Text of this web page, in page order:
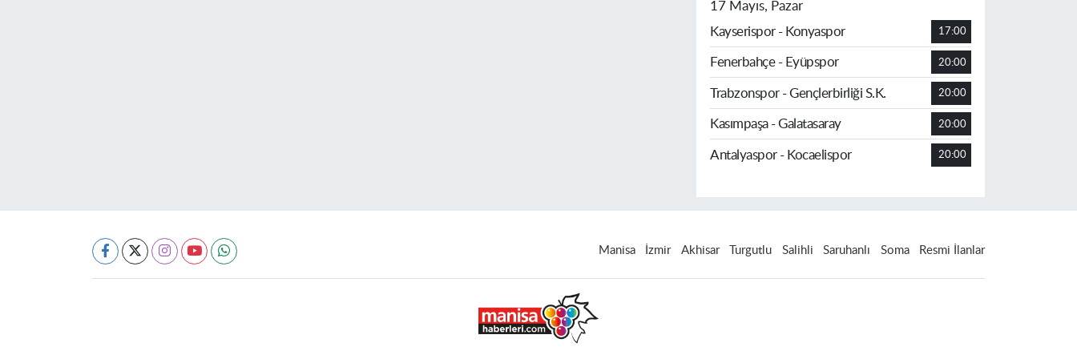
17 Mayıs, Pazar
Kayserispor - Konyaspor
17:00
Fenerbahçe - Eyüpspor 20:00
Trabzonspor - Gençlerbirliği S.K. 20:00
Kasımpaşa - Galatasaray 20:00
Antalyaspor - Kocaelispor 20:00
Manisa İzmir Akhisar Turgutlu Salihli Saruhanlı Soma Resmi İlanlar